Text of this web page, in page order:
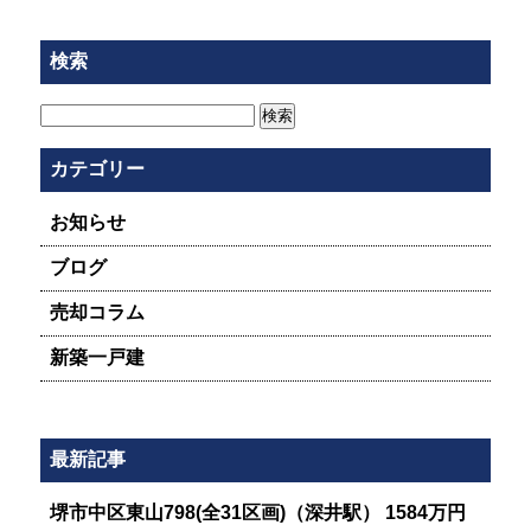
検索
カテゴリー
お知らせ
ブログ
売却コラム
新築一戸建
最新記事
堺市中区東山798(全31区画)（深井駅） 1584万円